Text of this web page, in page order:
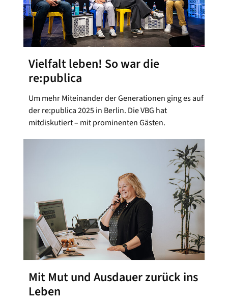
Vielfalt leben! So war die
re:publica
Um mehr Miteinander der Generationen ging es auf
der re:publica 2025 in Berlin. Die VBG hat
mitdiskutiert – mit prominenten Gästen.
Mit Mut und Ausdauer zurück ins
Leben